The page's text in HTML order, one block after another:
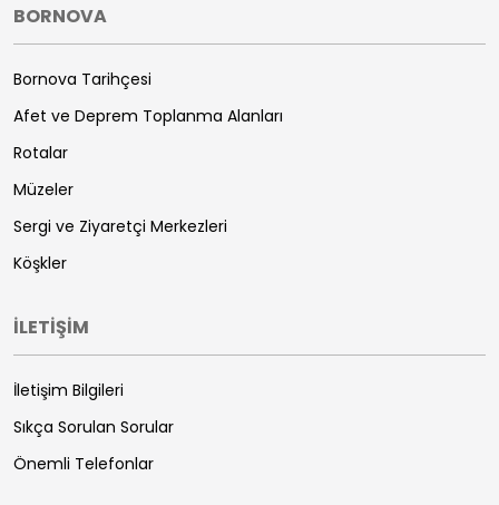
BORNOVA
Bornova Tarihçesi
Afet ve Deprem Toplanma Alanları
Rotalar
Müzeler
Sergi ve Ziyaretçi Merkezleri
Köşkler
İLETİŞİM
İletişim Bilgileri
Sıkça Sorulan Sorular
Önemli Telefonlar